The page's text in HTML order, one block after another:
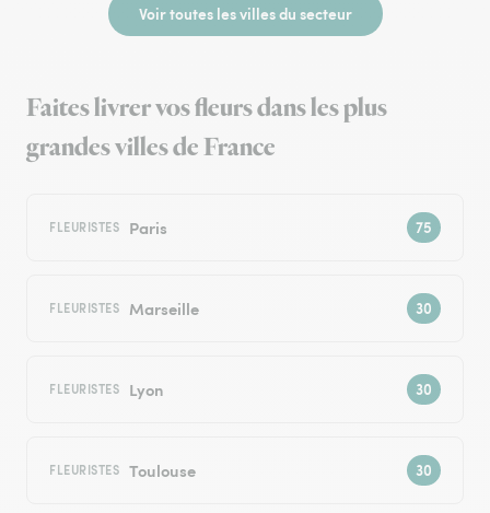
Voir toutes les villes du secteur
Faites livrer vos fleurs dans les plus
grandes villes de France
FLEURISTES Paris
FLEURISTES Marseille
FLEURISTES Lyon
FLEURISTES Toulouse